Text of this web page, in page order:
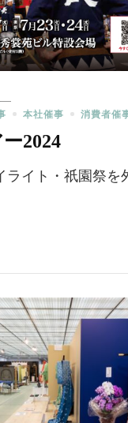
本社催事 消費者催
2024
ライト・祇園祭を